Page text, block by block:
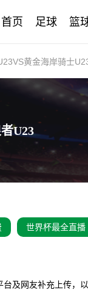
首页 足球 篮
黄金海岸骑士
U23
世界杯最全直播
及网友补充上传，